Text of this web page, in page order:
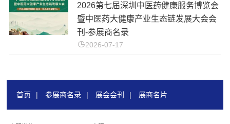
2026第七届深圳中医药健康服务博览会
暨中医药大健康产业生态链发展大会会
刊-参展商名录
2026-07-17
首页 | 参展商名录 | 展会会刊 | 展商名片